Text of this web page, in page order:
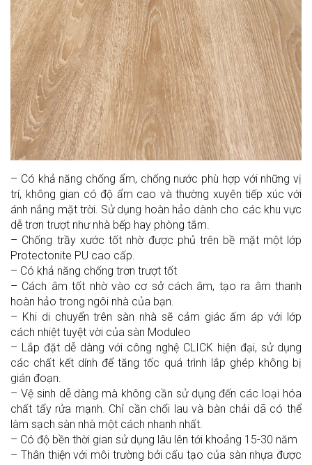
– Có khả năng chống ẩm, chống nước phù hợp với những vị
trí, không gian có độ ẩm cao và thường xuyên tiếp xúc với
ánh nắng mặt trời. Sử dụng hoàn hảo dành cho các khu vực
dễ trơn trượt như nhà bếp hay phòng tắm.
– Chống trầy xước tốt nhờ được phủ trên bề mặt một lớp
Protectonite PU cao cấp.
– Có khả năng chống trơn trượt tốt
– Cách âm tốt nhờ vào cơ sở cách âm, tạo ra âm thanh
hoàn hảo trong ngôi nhà của bạn.
– Khi di chuyển trên sàn nhà sẽ cảm giác ấm áp với lớp
cách nhiệt tuyệt vời của sàn Moduleo
– Lắp đặt dễ dàng với công nghệ CLICK hiện đại, sử dụng
các chất kết dính để tăng tốc quá trình lắp ghép không bị
gián đoạn.
– Vệ sinh dễ dàng mà không cần sử dụng đến các loại hóa
chất tẩy rửa mạnh. Chỉ cần chổi lau và bàn chải dã có thể
làm sạch sàn nhà một cách nhanh nhất.
– Có độ bền thời gian sử dụng lâu lên tới khoảng 15-30 năm
– Thân thiện với môi trường bởi cấu tạo của sàn nhựa được